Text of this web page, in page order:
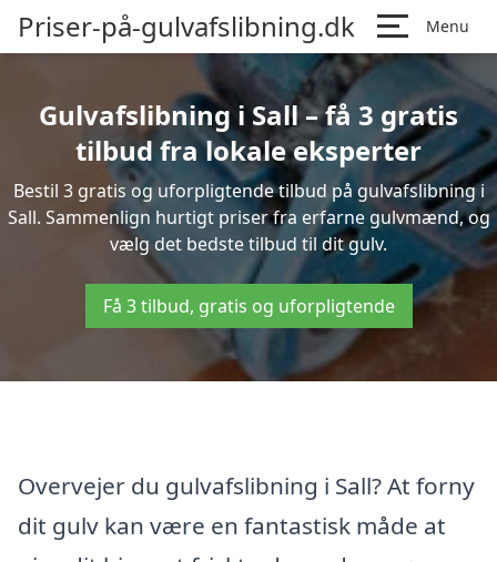
Priser-på-gulvafslibning.dk Menu
Gulvafslibning i Sall – få 3 gratis
tilbud fra lokale eksperter
Bestil 3 gratis og uforpligtende tilbud på gulvafslibning i
Sall. Sammenlign hurtigt priser fra erfarne gulvmænd, og
vælg det bedste tilbud til dit gulv.
Få 3 tilbud, gratis og uforpligtende
Overvejer du gulvafslibning i Sall? At forny
dit gulv kan være en fantastisk måde at